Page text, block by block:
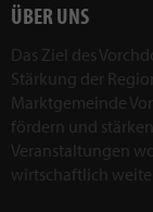
ÜBER UNS
Das Ziel des
Stärkung der
Marktgemeinde
fördern und
Veranstaltungen
wirtschaftlich